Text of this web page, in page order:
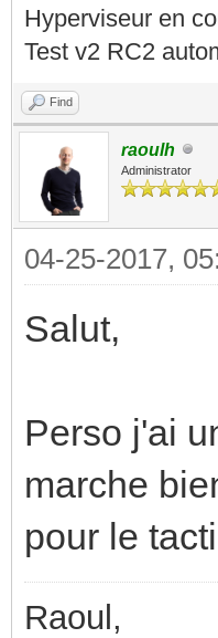
Hyperviseur en
Test v2 RC2
Find
raoulh
Administrator
04-25-2017,
Salut,
Perso j'ai
marche
pour le
Raoul,